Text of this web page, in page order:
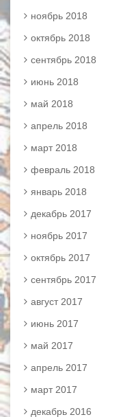
ноябрь 2018
октябрь 2018
сентябрь 2018
июнь 2018
май 2018
апрель 2018
март 2018
февраль 2018
январь 2018
декабрь 2017
ноябрь 2017
октябрь 2017
сентябрь 2017
август 2017
июнь 2017
май 2017
апрель 2017
март 2017
декабрь 2016